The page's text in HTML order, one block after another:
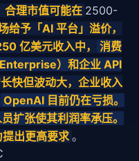
理市值可能在 2500-
给予「AI 平台」溢价，
亿美元收入中，
消费
）和企业 API
快但波动大，企业收入
OpenAI 目前仍在亏损。
扩张使其利润率承压。
出更高要求 。